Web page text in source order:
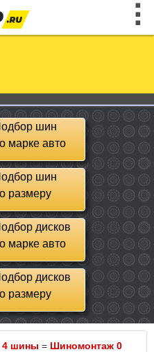
шин
марке авто
шин
размеру
дисков
марке авто
дисков
размеру
4 шины = Шиномонтаж 0